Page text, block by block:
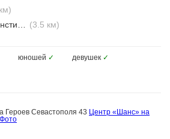
(3.5 км)
юношей ✓ девушек ✓
Героев Севастополя 43 Центр «Шанс» на